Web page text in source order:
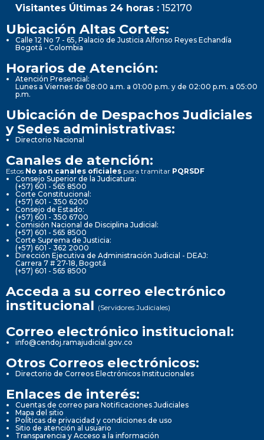
Visitantes Últimas 24 horas : 152170
Ubicación Altas Cortes:
Calle 12 No 7 - 65, Palacio de Justicia Alfonso Reyes Echandía
Bogotá - Colombia
Horarios de Atención:
Atención Presencial:
Lunes a Viernes de 08:00 a.m. a 01:00 p.m. y de 02:00 p.m. a 05:00
p.m.
Ubicación de Despachos Judiciales
y Sedes administrativas:
Directorio Nacional
Canales de atención:
Estos No son canales oficiales para tramitar PQRSDF
Consejo Superior de la Judicatura:
(+57) 601 - 565 8500
Corte Constitucional:
(+57) 601 - 350 6200
Consejo de Estado:
(+57) 601 - 350 6700
Comisión Nacional de Disciplina Judicial:
(+57) 601 - 565 8500
Corte Suprema de Justicia:
(+57) 601 - 362 2000
Dirección Ejecutiva de Administración Judicial - DEAJ:
Carrera 7 # 27-18, Bogotá
(+57) 601 - 565 8500
Acceda a su correo electrónico
institucional (Servidores Judiciales)
Correo electrónico institucional:
info@cendoj.ramajudicial.gov.co
Otros Correos electrónicos:
Directorio de Correos Electrónicos Institucionales
Enlaces de interés:
Cuentas de correo para Notificaciones Judiciales
Mapa del sitio
Políticas de privacidad y condiciones de uso
Sitio de atención al usuario
Transparencia y Acceso a la información